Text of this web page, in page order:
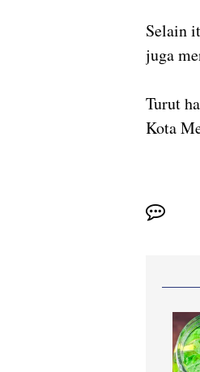
Selain
juga
Turut
Kota